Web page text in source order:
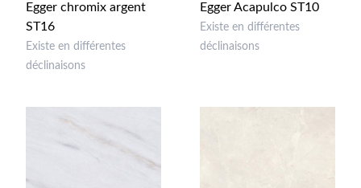
Egger chromix argent
ST16
Existe en différentes
déclinaisons
Egger Acapulco ST10
Existe en différentes
déclinaisons